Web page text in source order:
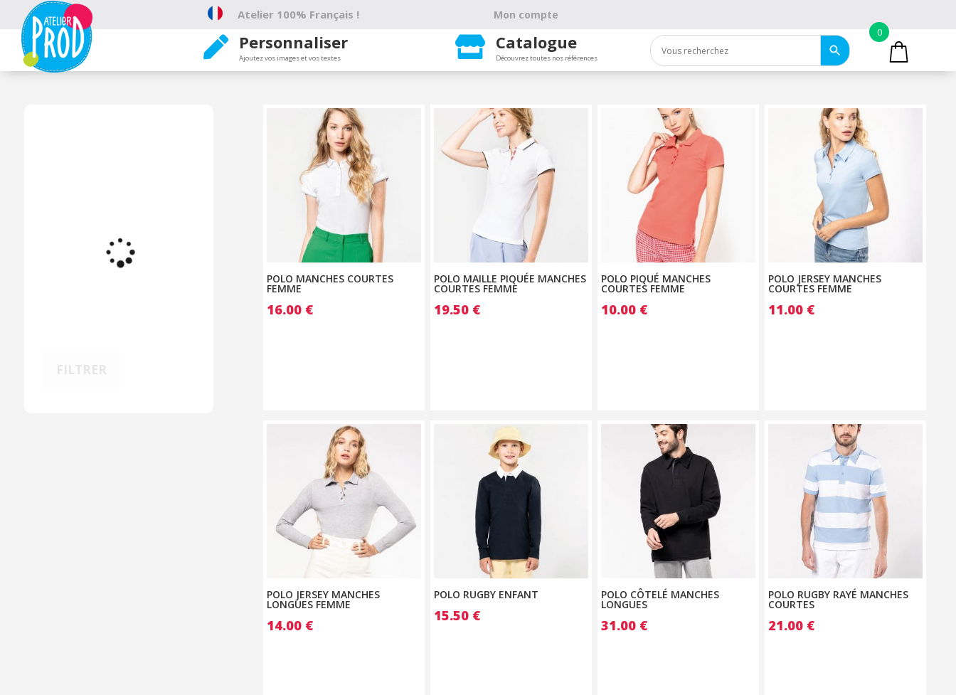
Atelier 100% Français ! Mon compte
 Personnaliser
Ajoutez vos images et vos textes  Catalogue
Découvrez toutes nos références
POLO MANCHES COURTES
FEMME
16.00 €
POLO MAILLE PIQUÉE MANCHES
COURTES FEMME
19.50 €
POLO PIQUÉ MANCHES
COURTES FEMME
10.00 €
POLO JERSEY MANCHES
COURTES FEMME
11.00 €
POLO JERSEY MANCHES
LONGUES FEMME
14.00 €
POLO RUGBY ENFANT
15.50 €
POLO CÔTELÉ MANCHES
LONGUES
31.00 €
POLO RUGBY RAYÉ MANCHES
COURTES
21.00 €
0